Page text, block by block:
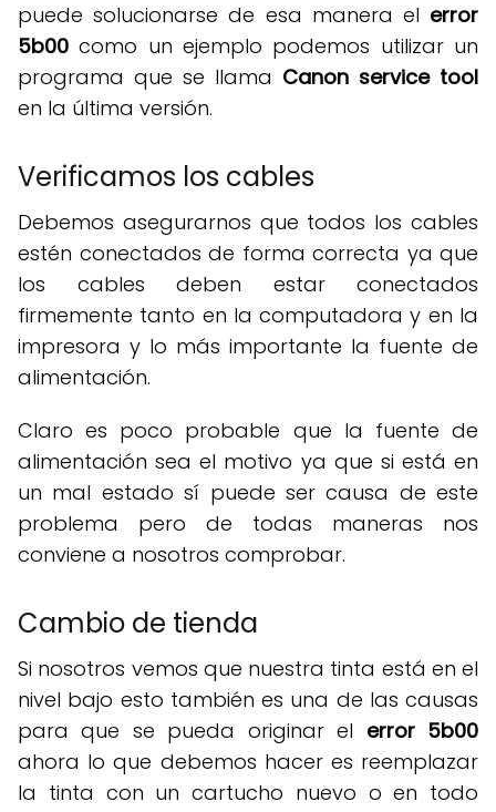
puede solucionarse de esa manera el error
5b00 como un ejemplo podemos utilizar un
programa que se llama Canon service tool
en la última versión.
Verificamos los cables
Debemos asegurarnos que todos los cables
estén conectados de forma correcta ya que
los cables deben estar conectados
firmemente tanto en la computadora y en la
impresora y lo más importante la fuente de
alimentación.
Claro es poco probable que la fuente de
alimentación sea el motivo ya que si está en
un mal estado sí puede ser causa de este
problema pero de todas maneras nos
conviene a nosotros comprobar.
Cambio de tienda
Si nosotros vemos que nuestra tinta está en el
nivel bajo esto también es una de las causas
para que se pueda originar el error 5b00
ahora lo que debemos hacer es reemplazar
la tinta con un cartucho nuevo o en todo